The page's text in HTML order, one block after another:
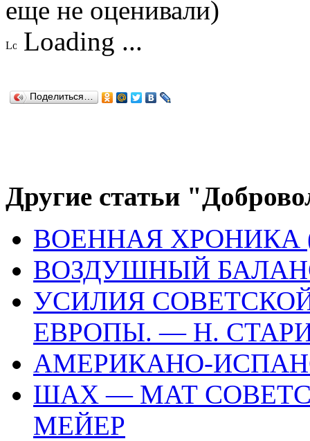
еще не оценивали)
Loading ...
Поделиться…
Другие статьи
ВОЕННАЯ ХРОНИКА
ВОЗДУШНЫЙ
УСИЛИЯ
ЕВРОПЫ. — Н.
АМЕРИКАНО-
ШАХ — МАТ
МЕЙЕР